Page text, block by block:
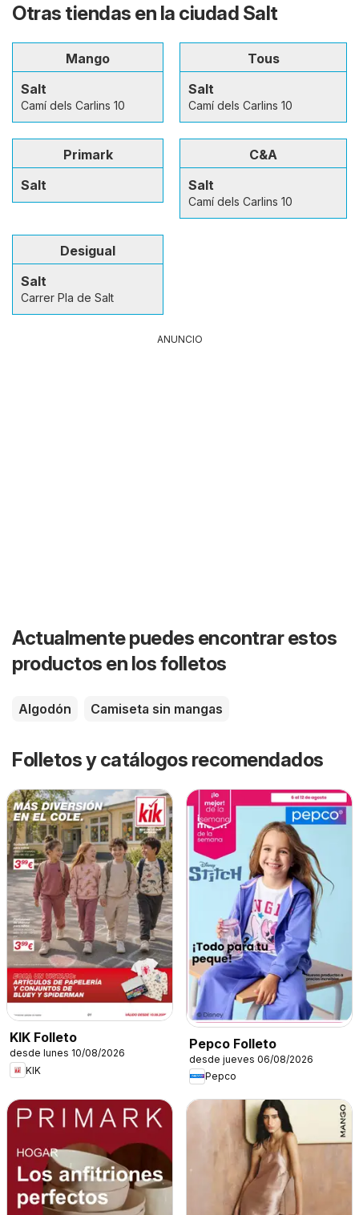
Otras tiendas en la ciudad Salt
Mango
Salt
Camí dels Carlins 10
Tous
Salt
Camí dels Carlins 10
Primark
Salt
C&A
Salt
Camí dels Carlins 10
Desigual
Salt
Carrer Pla de Salt
ANUNCIO
Actualmente puedes encontrar estos
productos en los folletos
Algodón Camiseta sin mangas
Folletos y catálogos recomendados
KIK Folleto
desde lunes 10/08/2026
KIK
Pepco Folleto
desde jueves 06/08/2026
Pepco